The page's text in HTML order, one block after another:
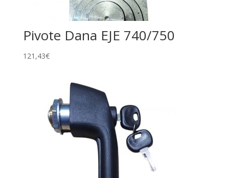
Pivote Dana EJE 740/750
121,43€